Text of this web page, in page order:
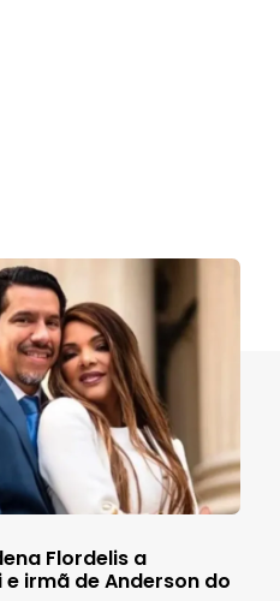
Flordelis a
irmã de Anderson do